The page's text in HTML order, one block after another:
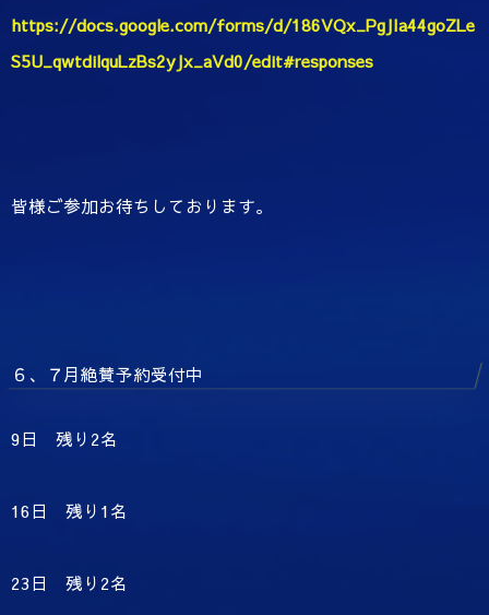
https://docs.google.com/forms/d/186VQx_PgJIa44goZLe
S5U_qwtdilquLzBs2yJx_aVd0/edit#responses
皆様ご参加お待ちしております。
６、７月絶賛予約受付中
9日 残り2名
16日 残り1名
23日 残り2名